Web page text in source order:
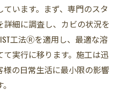
います。まず、専門のスタ
詳細に調査し、カビの状況を
工法Ⓡを適用し、最適な溶
実行に移ります。施工は迅
の日常生活に最小限の影響